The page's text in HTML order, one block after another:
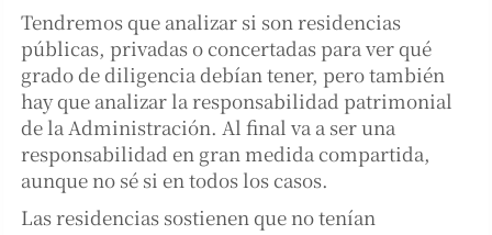
Tendremos que analizar si son residencias
públicas, privadas o concertadas para ver qué
grado de diligencia debían tener, pero también
hay que analizar la responsabilidad patrimonial
de la Administración. Al final va a ser una
responsabilidad en gran medida compartida,
aunque no sé si en todos los casos.
Las residencias sostienen que no tenían